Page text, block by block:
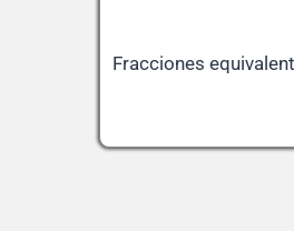
Fracciones